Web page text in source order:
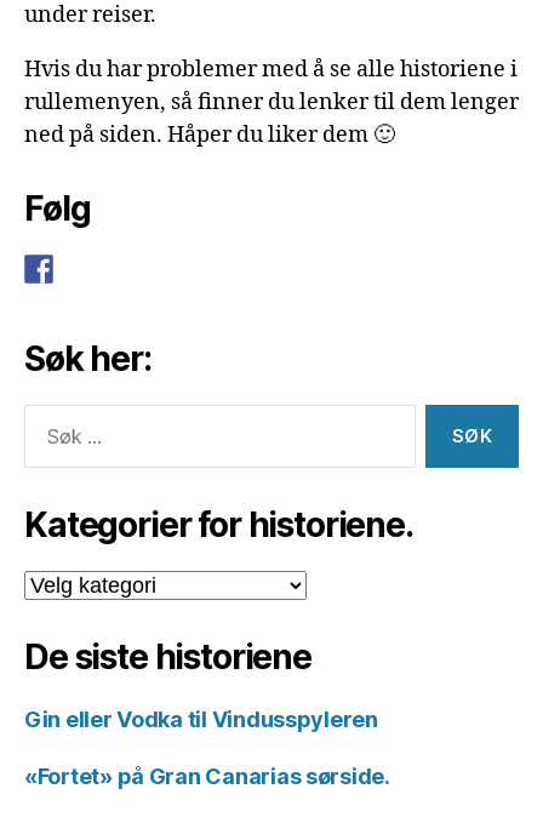
under reiser.
Hvis du har problemer med å se alle historiene i
rullemenyen, så finner du lenker til dem lenger
ned på siden. Håper du liker dem 🙂
Følg
Søk her:
etter:
Kategorier for historiene.
Kategorier
for
De siste historiene
Gin eller Vodka til Vindusspyleren
«Fortet» på Gran Canarias sørside.